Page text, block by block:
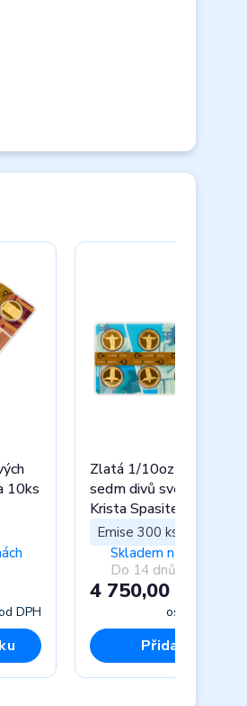
10ks
DPH
Zlatá 1/10oz mince
sedm divů světa - Socha
Krista Spasitele 10ks
Emise 300 ks
Skladem na 1
Do 14 dnů
4 750,00 €
osvobozeno
Přidat do